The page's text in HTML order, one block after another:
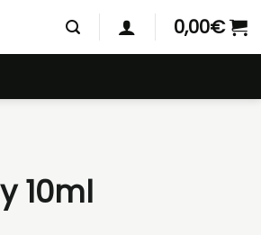
0,00€
10ml